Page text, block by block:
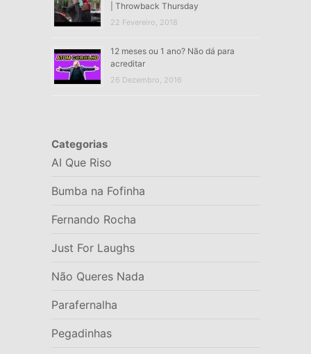
| Throwback Thursday
22 Fevereiro, 2018
12 meses ou 1 ano? Não dá para
acreditar
26 Dezembro, 2016
Categorias
AI Que Riso
Bumba na Fofinha
Fernando Rocha
Just For Laughs
Não Queres Nada
Parafernalha
Pegadinhas